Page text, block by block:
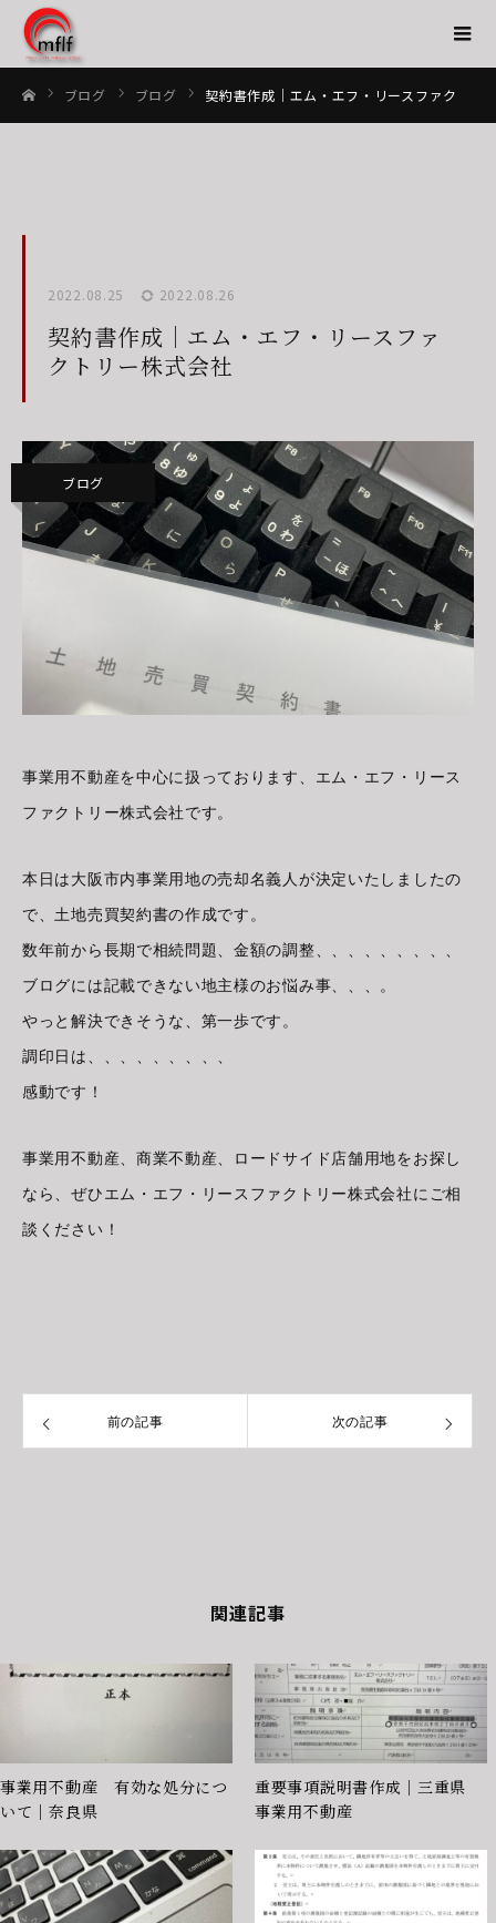
ブログ ブログ 契約書作成｜エム・エフ・リースファクトリー株式会社
2022.08.25 2022.08.26
契約書作成｜エム・エフ・リースファ
クトリー株式会社
ブログ
事業用不動産を中心に扱っております、エム・エフ・リース
ファクトリー株式会社です。
本日は大阪市内事業用地の売却名義人が決定いたしましたの
で、土地売買契約書の作成です。
数年前から長期で相続問題、金額の調整、、、、、、、、、
ブログには記載できない地主様のお悩み事、、、。
やっと解決できそうな、第一歩です。
調印日は、、、、、、、、、
感動です！
事業用不動産、商業不動産、ロードサイド店舗用地をお探し
なら、ぜひエム・エフ・リースファクトリー株式会社にご相
談ください！
前の記事 次の記事
関連記事
事業用不動産 有効な処分につ
いて｜奈良県
重要事項説明書作成｜三重県
事業用不動産